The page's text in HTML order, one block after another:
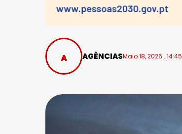
AGÊNCIASMaio 18, 2026 . 14:45